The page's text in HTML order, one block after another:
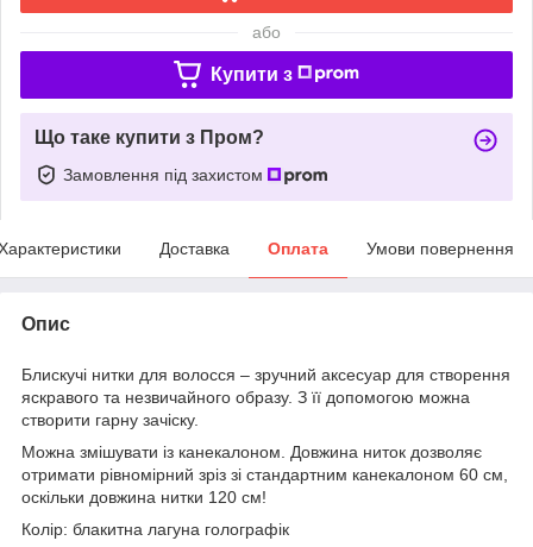
або
Купити з
Що таке купити з Пром?
Замовлення під захистом
Доставка Оплата Умови повернення
Опис
Блискучі нитки для волосся – зручний аксесуар для створення
яскравого та незвичайного образу. З її допомогою можна
створити гарну зачіску.
Можна змішувати із канекалоном. Довжина ниток дозволяє
отримати рівномірний зріз зі стандартним канекалоном 60 см,
оскільки довжина нитки 120 см!
Колір: блакитна лагуна голографік